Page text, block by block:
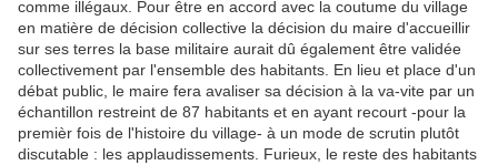
comme illégaux. Pour être en accord avec la coutume du village
en matière de décision collective la décision du maire d'accueillir
sur ses terres la base militaire aurait dû également être validée
collectivement par l'ensemble des habitants. En lieu et place d'un
débat public, le maire fera avaliser sa décision à la va-vite par un
échantillon restreint de 87 habitants et en ayant recourt -pour la
premièr fois de l'histoire du village- à un mode de scrutin plutôt
discutable : les applaudissements. Furieux, le reste des habitants